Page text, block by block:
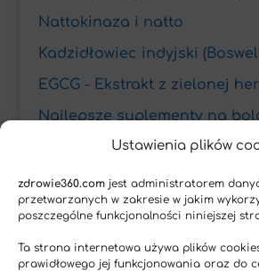
Ustawienia plików
zdrowie360.com jest administratorem
przetwarzanych w zakresie w jakim
poszczególne funkcjonalności niniejszej
Ta strona internetowa używa plików
prawidłowego jej funkcjonowania oraz do
Nattokinaza i natto
Kadzidłowiec indyjski
EGCG - Ekstrakt z zielonej
Najlepsze suplementy na
Witamina D w leczeniu
Ostatnie wpisy
COVID-19 i infekcje wirusowe